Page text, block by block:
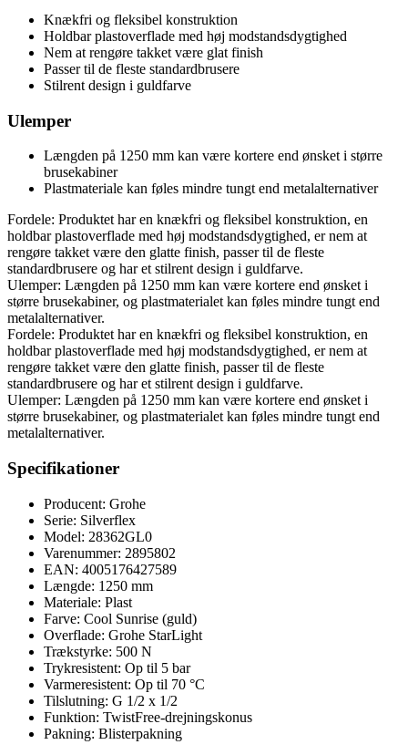
Knækfri og fleksibel konstruktion
Holdbar plastoverflade med høj modstandsdygtighed
Nem at rengøre takket være glat finish
Passer til de fleste standardbrusere
Stilrent design i guldfarve
Ulemper
Længden på 1250 mm kan være kortere end ønsket i større
brusekabiner
Plastmateriale kan føles mindre tungt end metalalternativer
Fordele: Produktet har en knækfri og fleksibel konstruktion, en
holdbar plastoverflade med høj modstandsdygtighed, er nem at
rengøre takket være den glatte finish, passer til de fleste
standardbrusere og har et stilrent design i guldfarve.
Ulemper: Længden på 1250 mm kan være kortere end ønsket i
større brusekabiner, og plastmaterialet kan føles mindre tungt end
metalalternativer.
Fordele: Produktet har en knækfri og fleksibel konstruktion, en
holdbar plastoverflade med høj modstandsdygtighed, er nem at
rengøre takket være den glatte finish, passer til de fleste
standardbrusere og har et stilrent design i guldfarve.
Ulemper: Længden på 1250 mm kan være kortere end ønsket i
større brusekabiner, og plastmaterialet kan føles mindre tungt end
metalalternativer.
Specifikationer
Producent: Grohe
Serie: Silverflex
Model: 28362GL0
Varenummer: 2895802
EAN: 4005176427589
Længde: 1250 mm
Materiale: Plast
Farve: Cool Sunrise (guld)
Overflade: Grohe StarLight
Trækstyrke: 500 N
Trykresistent: Op til 5 bar
Varmeresistent: Op til 70 °C
Tilslutning: G 1/2 x 1/2
Funktion: TwistFree-drejningskonus
Pakning: Blisterpakning